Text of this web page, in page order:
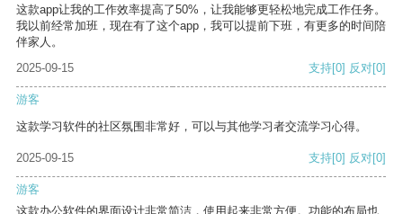
这款app让我的工作效率提高了50%，让我能够更轻松地完成工作任务。
我以前经常加班，现在有了这个app，我可以提前下班，有更多的时间陪
伴家人。
2025-09-15
支持[0] 反对[0]
游客
这款学习软件的社区氛围非常好，可以与其他学习者交流学习心得。
2025-09-15 支持[0] 反对[0]
游客
这款办公软件的界面设计非常简洁，使用起来非常方便。功能的布局也